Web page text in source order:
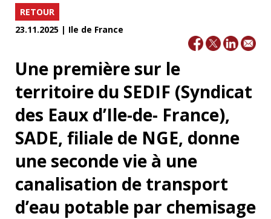
RETOUR
23.11.2025 | Ile de France
Une première sur le
territoire du SEDIF (Syndicat
des Eaux d’Ile-de- France),
SADE, filiale de NGE, donne
une seconde vie à une
canalisation de transport
d’eau potable par chemisage